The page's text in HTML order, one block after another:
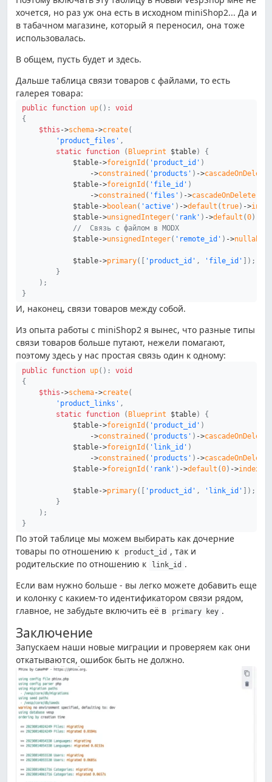
хочется, но раз уж она есть в исходном miniShop2... Да и
в табачном магазине, который я переносил, она тоже
использовалась.
В общем, пусть будет и здесь.
Дальше таблица связи товаров с файлами, то есть
галерея товара:
public function up( ) :
void
{
$this ->schema->create(
'product_files' ,
static function ( Blueprint $table)
{
$table->foreignId ( 'product_id' )
->constrained ( 'products' ) ->cascadeOnDelete
$table->foreignId ( 'file_id' )
->constrained ( 'files' ) ->cascadeOnDelete
$table->boolean( 'active' ) ->default (true) ->index
$table->unsignedInteger( 'rank' ) ->default (0)
//  Связь с файлом в MODX
$table->unsignedInteger( 'remote_id' ) ->nullable
$table->primary( 'product_id' , 'file_id' ) ;
}
) ;
}
И, наконец, связи товаров между собой.
Из опыта работы с miniShop2 я вынес, что разные типы
связи товаров больше путают, нежели помагают,
поэтому здесь у нас простая связь один к одному:
public function up( ) :
void
{
$this ->schema->create(
'product_links' ,
static function ( Blueprint $table)
{
$table->foreignId ( 'product_id' )
->constrained ( 'products' ) ->cascadeOnDelete
$table->foreignId ( 'link_id' )
->constrained ( 'products' ) ->cascadeOnDelete
$table->foreignId ( 'rank' ) ->default (0) ->index
$table->primary( [ 'product_id' , 'link_id' ] ) ;
}
) ;
}
По этой таблице мы можем выбирать как дочерние
товары по отношению к
product_id , так и
родительские по отношению к
link_id .
Если вам нужно больше - вы легко можете добавить еще
и колонку с какием-то идентификатором связи рядом,
главное, не забудьте включить её в
primary key .
Заключение
Запускаем наши новые миграции и проверяем как они
откатываются, ошибок быть не должно.